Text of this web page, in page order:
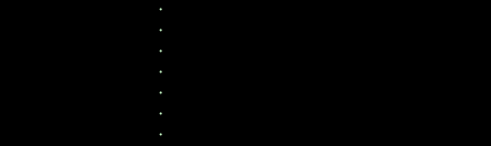
・
・
・
・
・
・
・